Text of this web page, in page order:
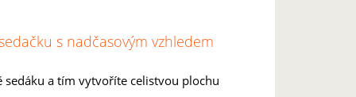
s nadčasovým vzhledem
a tím vytvoříte celistvou plochu